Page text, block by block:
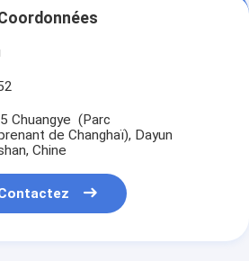
Chuangye (Parc
de Changhaï), Dayun
Chine